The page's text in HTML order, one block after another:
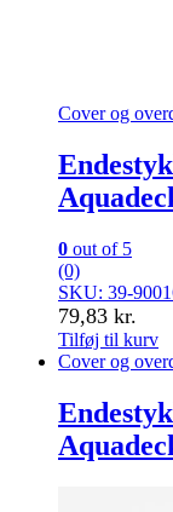
Cover og
0 out of 5
(0)
SKU: 39-
79,83 kr.
Tilføj til kurv
Cover og